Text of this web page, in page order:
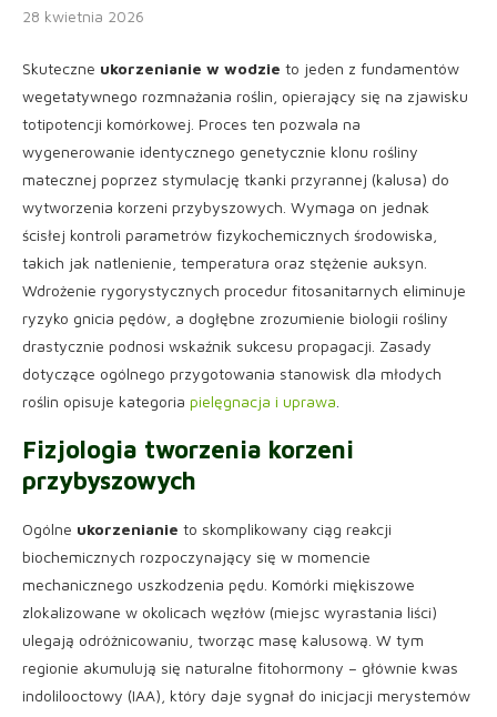
28 kwietnia 2026
Skuteczne ukorzenianie w wodzie to jeden z fundamentów
wegetatywnego rozmnażania roślin, opierający się na zjawisku
totipotencji komórkowej. Proces ten pozwala na
wygenerowanie identycznego genetycznie klonu rośliny
matecznej poprzez stymulację tkanki przyrannej (kalusa) do
wytworzenia korzeni przybyszowych. Wymaga on jednak
ścisłej kontroli parametrów fizykochemicznych środowiska,
takich jak natlenienie, temperatura oraz stężenie auksyn.
Wdrożenie rygorystycznych procedur fitosanitarnych eliminuje
ryzyko gnicia pędów, a dogłębne zrozumienie biologii rośliny
drastycznie podnosi wskaźnik sukcesu propagacji. Zasady
dotyczące ogólnego przygotowania stanowisk dla młodych
roślin opisuje kategoria pielęgnacja i uprawa
Fizjologia tworzenia korzeni
przybyszowych
Ogólne ukorzenianie to skomplikowany ciąg reakcji
biochemicznych rozpoczynający się w momencie
mechanicznego uszkodzenia pędu. Komórki miękiszowe
zlokalizowane w okolicach węzłów (miejsc wyrastania liści)
ulegają odróżnicowaniu, tworząc masę kalusową. W tym
regionie akumulują się naturalne fitohormony – głównie kwas
indolilooctowy (IAA), który daje sygnał do inicjacji merystemów